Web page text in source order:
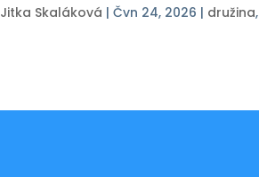
Jitka Skaláková |Čvn 24, 2026 | družina,